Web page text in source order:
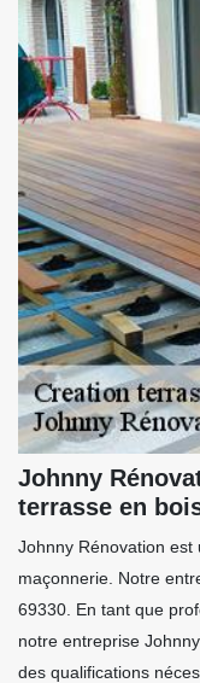
Johnny
terrasse en
Johnny Rénovation
maçonnerie. Notre
69330. En tant que
notre entreprise
des qualifications